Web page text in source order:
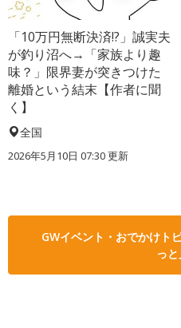
「10万円無断決済!?」誠実夫
が釣り沼へ→「家族より趣
味？」限界妻が突きつけた
離婚という結末【作者に聞
く】
全国
2026年5月10日 07:30 更新
GWイベント・おでかけト
っ